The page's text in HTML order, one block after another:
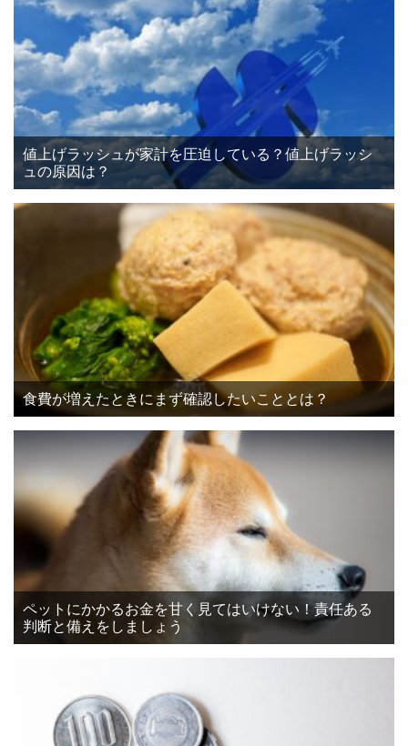
値上げラッシュが家計を圧迫している？値上げラッシ
ュの原因は？
食費が増えたときにまず確認したいこととは？
ペットにかかるお金を甘く見てはいけない！責任ある
判断と備えをしましょう